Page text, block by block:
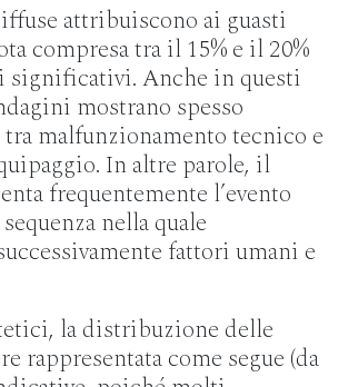
attribuiscono ai guasti
compresa tra il 15% e il 20%
Anche in questi
mostrano spesso
malfunzionamento tecnico e
In altre parole, il
frequentemente l’evento
nella quale
fattori umani e
la distribuzione delle
rappresentata come segue (da